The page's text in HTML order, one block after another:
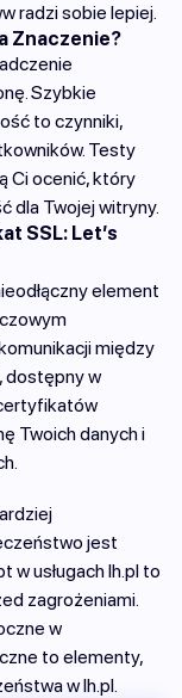
radzi sobie lepiej.
Znaczenie?
Szybkie
to czynniki,
Testy
Ci ocenić, który
dla Twojej witryny.
SSL: Let’s
element
między
dostępny w
Twoich danych i
jest
w usługach lh.pl to
zagrożeniami.
w
to elementy,
w lh.pl.